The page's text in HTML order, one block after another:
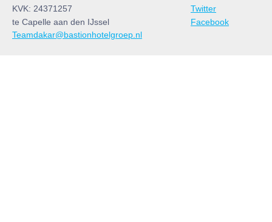
KVK: 24371257
te Capelle aan den IJssel
Teamdakar@bastionhotelgroep.nl
Twitter
Facebook